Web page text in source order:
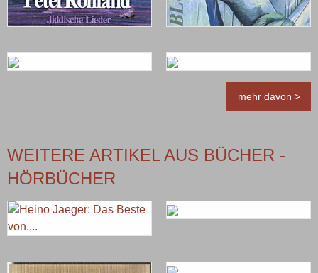
mehr davon >
WEITERE ARTIKEL AUS BÜCHER -
HÖRBÜCHER